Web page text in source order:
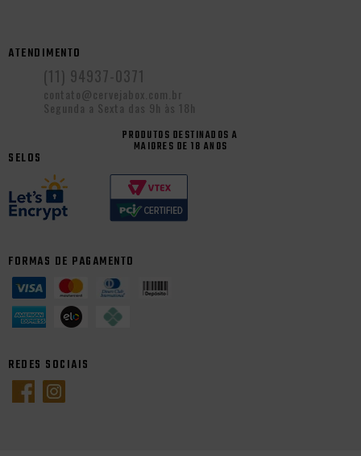
ATENDIMENTO
(11) 94937-0371
contato@cervejabox.com.br
Segunda a Sexta das 9h às 18h
PRODUTOS DESTINADOS A
MAIORES DE 18 ANOS
SELOS
FORMAS DE PAGAMENTO
REDES SOCIAIS